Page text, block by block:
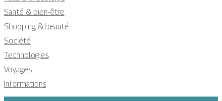
Santé & bien-être
Shopping & beauté
Société
Technologies
Voyages
Informations